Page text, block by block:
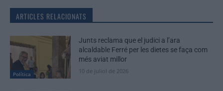
ARTICLES RELACIONATS
Política
Junts reclama que el judici a l’ara
alcaldable Ferré per les dietes se faça com
més aviat millor
10 de juliol de 2026